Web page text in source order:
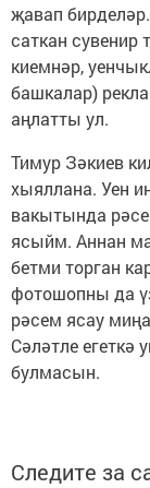
җавап
саткан сувенир
киемнәр,
башкалар)
аңлатты ул.
Тимур Зәкиев
хыяллана. Уен
вакытында
ясыйм. Аннан
бетми торган
фотошопны да
рәсем ясау
Сәләтле егеткә
булмасын.
Следите за